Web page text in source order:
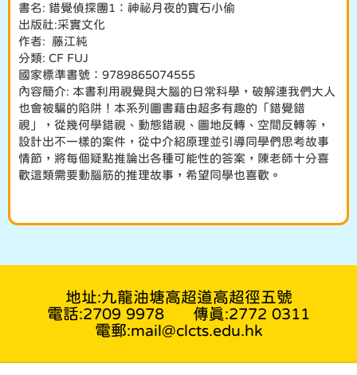
書名: 錯覺偵探團1：神祕月夜的寶石小偷
出版社:采實文化
作者: 藤江純
分類: CF FUJ
國家標準書號：9789865074555
內容簡介: 本書利用視覺與大腦的日常科學，破解連我們大人
也會被騙的陷阱！本系列圖書藉由超多有趣的「錯覺錯
視」，從幾何學錯視、動態錯視、圖地反轉、空間反轉等，
設計出不一樣的案件，從中介紹原理並引導同學們思考故事
情節，將每個疑點推論出各種可能性的答案，陳老師十分喜
歡這類需要動腦筋的推理故事，希望同學也喜歡。
地址:九龍油塘高超道高超徑五號
電話:2709 9978
傳真:2772 0311
電郵:mail@clcts.edu.hk